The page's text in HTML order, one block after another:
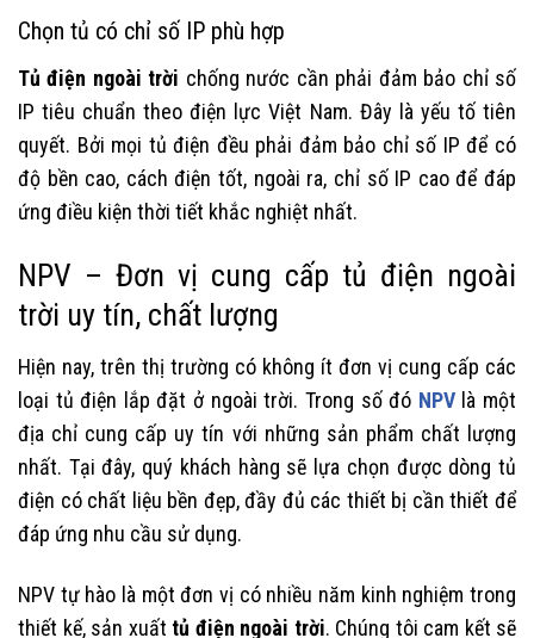
Chọn tủ có chỉ số IP phù hợp
Tủ điện ngoài trời chống nước cần phải đảm bảo chỉ số
IP tiêu chuẩn theo điện lực Việt Nam. Đây là yếu tố tiên
quyết. Bởi mọi tủ điện đều phải đảm bảo chỉ số IP để có
độ bền cao, cách điện tốt, ngoài ra, chỉ số IP cao để đáp
ứng điều kiện thời tiết khắc nghiệt nhất.
NPV – Đơn vị cung cấp tủ điện ngoài
trời uy tín, chất lượng
Hiện nay, trên thị trường có không ít đơn vị cung cấp các
loại tủ điện lắp đặt ở ngoài trời. Trong số đó NPVlà một
địa chỉ cung cấp uy tín với những sản phẩm chất lượng
nhất. Tại đây, quý khách hàng sẽ lựa chọn được dòng tủ
điện có chất liệu bền đẹp, đầy đủ các thiết bị cần thiết để
đáp ứng nhu cầu sử dụng.
NPV tự hào là một đơn vị có nhiều năm kinh nghiệm trong
thiết kế, sản xuất tủ điện ngoài trời. Chúng tôi cam kết sẽ